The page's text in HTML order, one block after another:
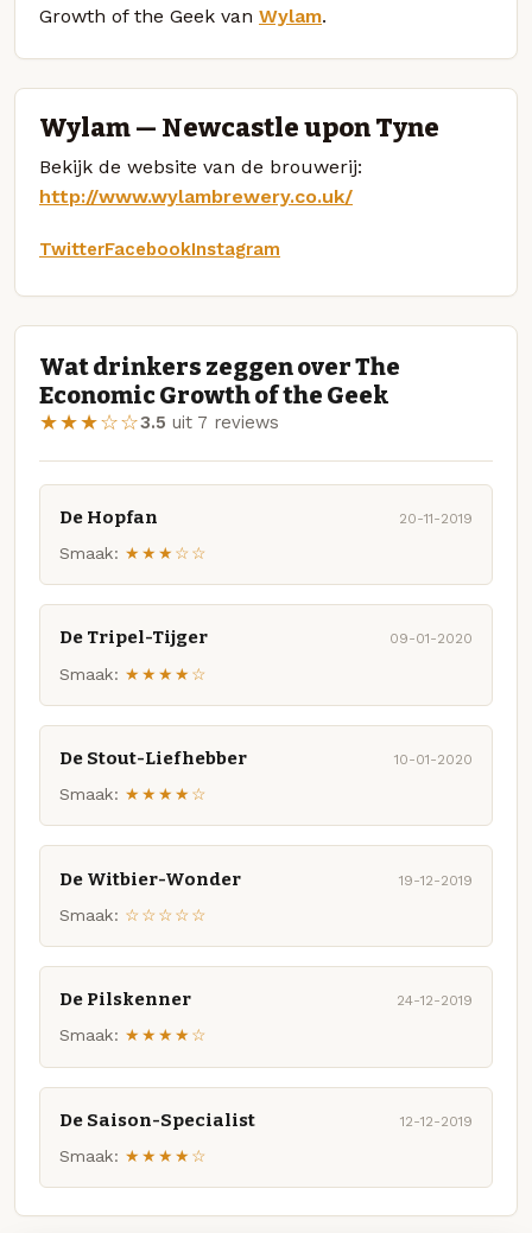
Growth of the Geek van Wylam.
Wylam — Newcastle upon Tyne
Bekijk de website van de brouwerij:
http://www.wylambrewery.co.uk/
TwitterFacebookInstagram
Wat drinkers zeggen over The
Economic Growth of the Geek
★★★☆☆3.5 uit 7 reviews
De Hopfan 20-11-2019
Smaak: ★★★☆☆
De Tripel-Tijger 09-01-2020
Smaak: ★★★★☆
De Stout-Liefhebber 10-01-2020
Smaak: ★★★★☆
De Witbier-Wonder 19-12-2019
Smaak: ☆☆☆☆☆
De Pilskenner 24-12-2019
Smaak: ★★★★☆
De Saison-Specialist 12-12-2019
Smaak: ★★★★☆